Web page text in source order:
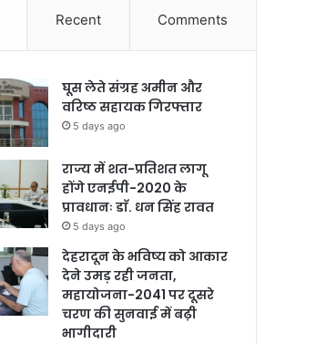
Recent Comments
घूस लेते संग्रह अमीन और
वरिष्ठ सहायक गिरफ्तार
5 days ago
राज्य में शत-प्रतिशत लागू
होंगे एनईपी-2020 के
प्रावधानः डाॅ. धन सिंह रावत
5 days ago
देहरादून के भविष्य को आकार
देने उमड़ रही जनता,
महायोजना-2041 पर दूसरे
चरण की सुनवाई में बढ़ी
भागीदारी